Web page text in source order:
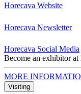
Horecava Website
Horecava Newsletter
Horecava Social Media
Become an exhibitor at
MORE
Visiting